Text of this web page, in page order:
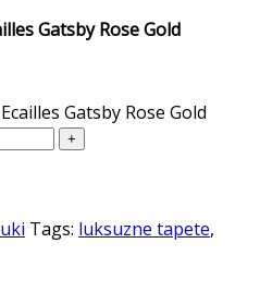
Gatsby Rose Gold
Gatsby Rose Gold
Tags: luksuzne tapete,